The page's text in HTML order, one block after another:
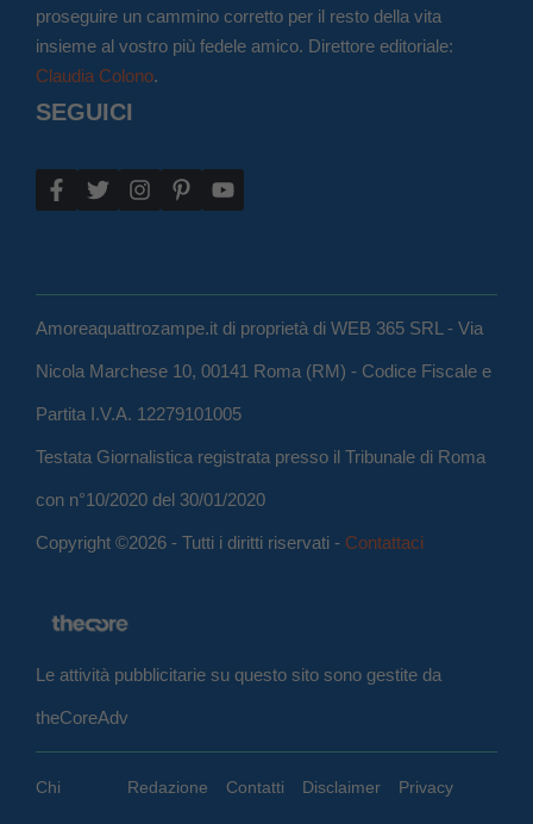
proseguire un cammino corretto per il resto della vita
insieme al vostro più fedele amico. Direttore editoriale:
Claudia Colono.
SEGUICI
Amoreaquattrozampe.it di proprietà di WEB 365 SRL - Via
Nicola Marchese 10, 00141 Roma (RM) - Codice Fiscale e
Partita I.V.A. 12279101005
Testata Giornalistica registrata presso il Tribunale di Roma
con n°10/2020 del 30/01/2020
Copyright ©2026 - Tutti i diritti riservati - Contattaci
Le attività pubblicitarie su questo sito sono gestite da
theCoreAdv
Chi Redazione Contatti Disclaimer Privacy